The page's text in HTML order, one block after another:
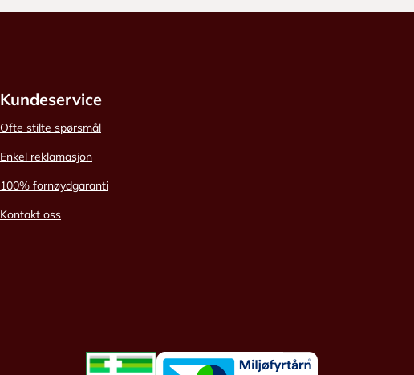
Kundeservice
Ofte stilte spørsmål
Enkel reklamasjon
100% fornøydgaranti
Kontakt oss